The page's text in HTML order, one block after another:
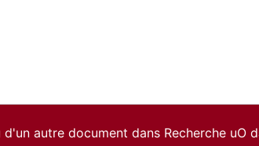
autre document dans Recherche uO